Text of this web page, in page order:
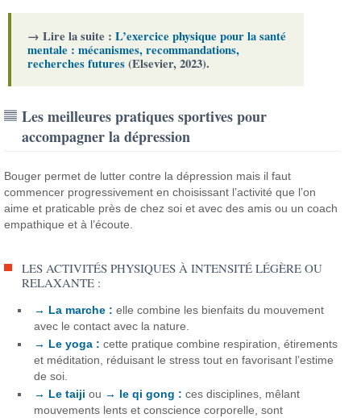
→ Lire la suite :L’exercice physique pour la santé
mentale : mécanismes, recommandations,
recherches futures(Elsevier, 2023).
Les meilleures pratiques sportives pour
accompagner la dépression
Bouger permet de lutter contre la dépression mais il faut
commencer progressivement en choisissant l’activité que l’on
aime et praticable près de chez soi et avec des amis ou un coach
empathique et à l’écoute.
LES ACTIVITÉS PHYSIQUES À INTENSITÉ LÉGÈRE OU
RELAXANTE :
→ La marche : elle combine les bienfaits du mouvement
avec le contact avec la nature.
→ Le yoga : cette pratique combine respiration, étirements
et méditation, réduisant le stress tout en favorisant l’estime
de soi.
→ Le taijiou → le qi gong : ces disciplines, mêlant
mouvements lents et conscience corporelle, sont